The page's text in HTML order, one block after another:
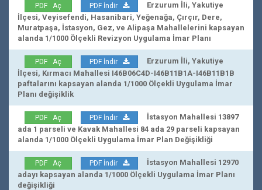
PDF Aç PDF İndir
Erzurum İli, Yakutiye
İlçesi, Veyisefendi, Hasanibari, Yeğenağa, Çırçır, Dere,
Muratpaşa, İstasyon, Gez, ve Alipaşa Mahallelerini kapsayan
alanda 1/1000 Ölçekli Revizyon Uygulama İmar Planı
PDF Aç PDF İndir
Erzurum İli, Yakutiye
İlçesi, Kırmacı Mahallesi I46B06C4D-I46B11B1A-I46B11B1B
paftalarını kapsayan alanda 1/1000 Ölçekli Uygulama İmar
Planı değişiklik
PDF Aç PDF İndir
İstasyon Mahallesi 13897
ada 1 parseli ve Kavak Mahallesi 84 ada 29 parseli kapsayan
alanda 1/1000 Ölçekli Uygulama İmar Plan Değişikliği
PDF Aç PDF İndir
İstasyon Mahallesi 12970
adayı kapsayan alanda 1/1000 Ölçekli Uygulama İmar Planı
değişikliği